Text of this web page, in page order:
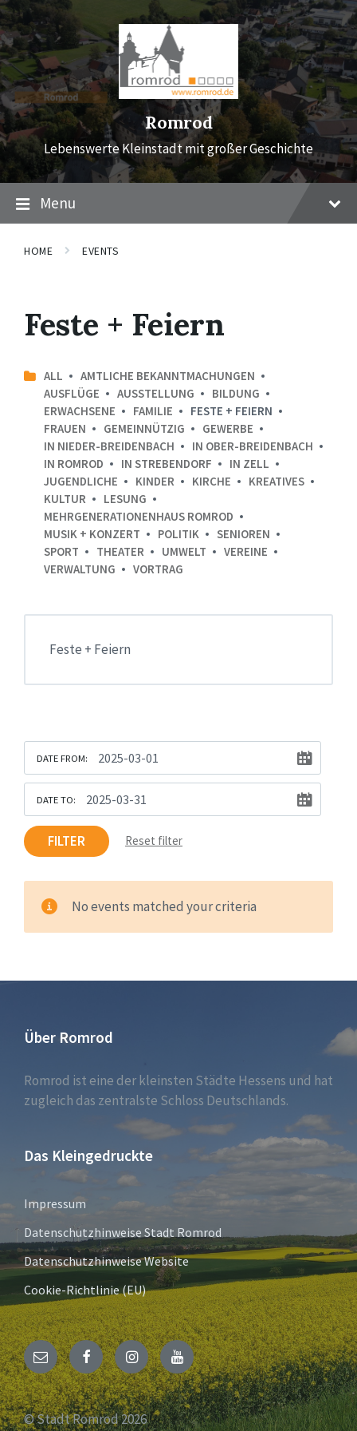
Skip
to
content
Skip
to
main
navigation
Skip
to
footer
Romrod
Lebenswerte Kleinstadt mit großer Geschichte
Menu
HOME EVENTS
Feste + Feiern
ALL
AMTLICHE BEKANNTMACHUNGEN
AUSFLÜGE
AUSSTELLUNG
BILDUNG
ERWACHSENE
FAMILIE
FESTE + FEIERN
FRAUEN
GEMEINNÜTZIG
GEWERBE
IN NIEDER-BREIDENBACH
IN OBER-BREIDENBACH
IN ROMROD
IN STREBENDORF
IN ZELL
JUGENDLICHE
KINDER KIRCHE
KREATIVES
KULTUR
LESUNG
MEHRGENERATIONENHAUS ROMROD
MUSIK + KONZERT
POLITIK
SENIOREN
SPORT
THEATER UMWELT
VEREINE
VERWALTUNG
VORTRAG
Feste + Feiern
DATE FROM:
DATE TO:
FILTER Reset filter
No events matched your criteria
Über Romrod
Romrod ist eine der kleinsten Städte Hessens und hat
zugleich das zentralste Schloss Deutschlands.
Das Kleingedruckte
Impressum
Datenschutzhinweise Stadt Romrod
Datenschutzhinweise Website
Cookie-Richtlinie (EU)
E-
Mail
FacebookInstagramYouTube
© Stadt Romrod 2026